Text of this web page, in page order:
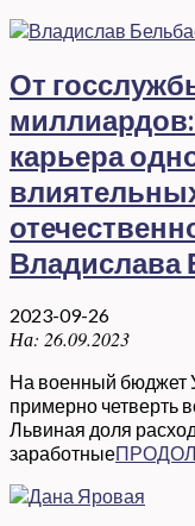
От
миллиардов:
карьера
Владислава
2023-09-26
На: 26.09.2023
На военный бюджет
примерно четверть
Львиная доля
заработные